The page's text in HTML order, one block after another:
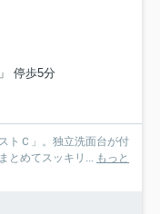
停歩5分
トＣ」。独立洗面台が付
とめてスッキリ...
もっと